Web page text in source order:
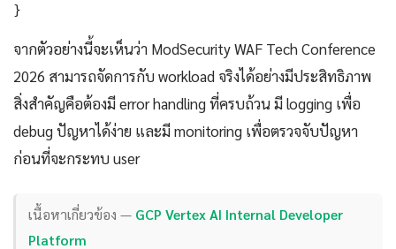
}
จากตัวอย่างนี้จะเห็นว่า ModSecurity WAF Tech Conference
2026 สามารถจัดการกับ workload จริงได้อย่างมีประสิทธิภาพ
สิ่งสำคัญคือต้องมี error handling ที่ครบถ้วน มี logging เพื่อ
debug ปัญหาได้ง่าย และมี monitoring เพื่อตรวจจับปัญหา
ก่อนที่จะกระทบ user
เนื้อหาเกี่ยวข้อง — GCP Vertex AI Internal Developer
Platform